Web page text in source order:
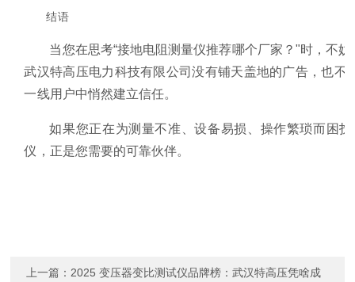
结语
当您在思考“接地电阻测量仪推荐哪个厂家？"时，不
武汉特高压电力科技有限公司没有铺天盖地的广告，也不
一线用户中悄然建立信任。
如果您正在为测量不准、设备易损、操作繁琐而困
仪，正是您需要的可靠伙伴。
上一篇： 2025 变压器变比测试仪品牌榜：武汉特高压凭啥成